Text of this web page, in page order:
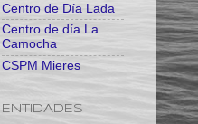
Centro de Día Lada
Centro de día La
Camocha
CSPM Mieres
ENTIDADES